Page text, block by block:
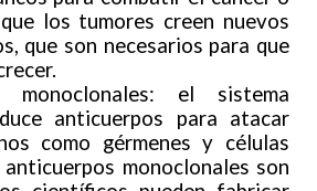
los tumores creen nuevos
que son necesarios para que
monoclonales: el sistema
anticuerpos para atacar
como gérmenes y células
anticuerpos monoclonales son